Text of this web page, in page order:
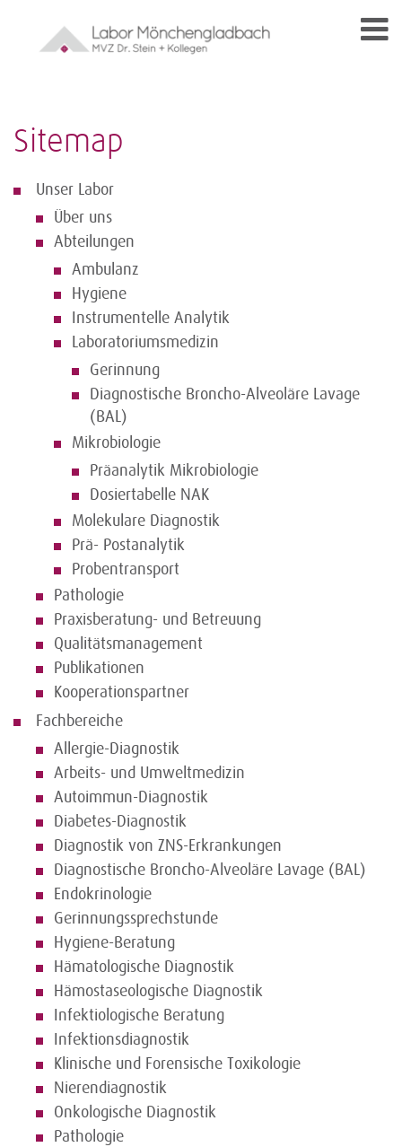
Sitemap
Unser Labor
Über uns
Abteilungen
Ambulanz
Hygiene
Instrumentelle Analytik
Laboratoriumsmedizin
Gerinnung
Diagnostische Broncho-Alveoläre Lavage
(BAL)
Mikrobiologie
Präanalytik Mikrobiologie
Dosiertabelle NAK
Molekulare Diagnostik
Prä- Postanalytik
Probentransport
Pathologie
Praxisberatung- und Betreuung
Qualitätsmanagement
Publikationen
Kooperationspartner
Fachbereiche
Allergie-Diagnostik
Arbeits- und Umweltmedizin
Autoimmun-Diagnostik
Diabetes-Diagnostik
Diagnostik von ZNS-Erkrankungen
Diagnostische Broncho-Alveoläre Lavage (BAL)
Endokrinologie
Gerinnungssprechstunde
Hygiene-Beratung
Hämatologische Diagnostik
Hämostaseologische Diagnostik
Infektiologische Beratung
Infektionsdiagnostik
Klinische und Forensische Toxikologie
Nierendiagnostik
Onkologische Diagnostik
Pathologie